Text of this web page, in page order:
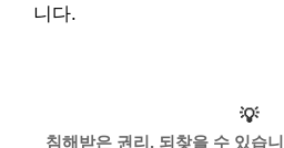
니다.
💡
침해받은 권리, 되찾을 수 있습